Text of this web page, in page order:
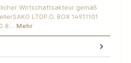
Wirtschaftsakteur gemäß
LTDP.O. BOX 14911101
8… Mehr